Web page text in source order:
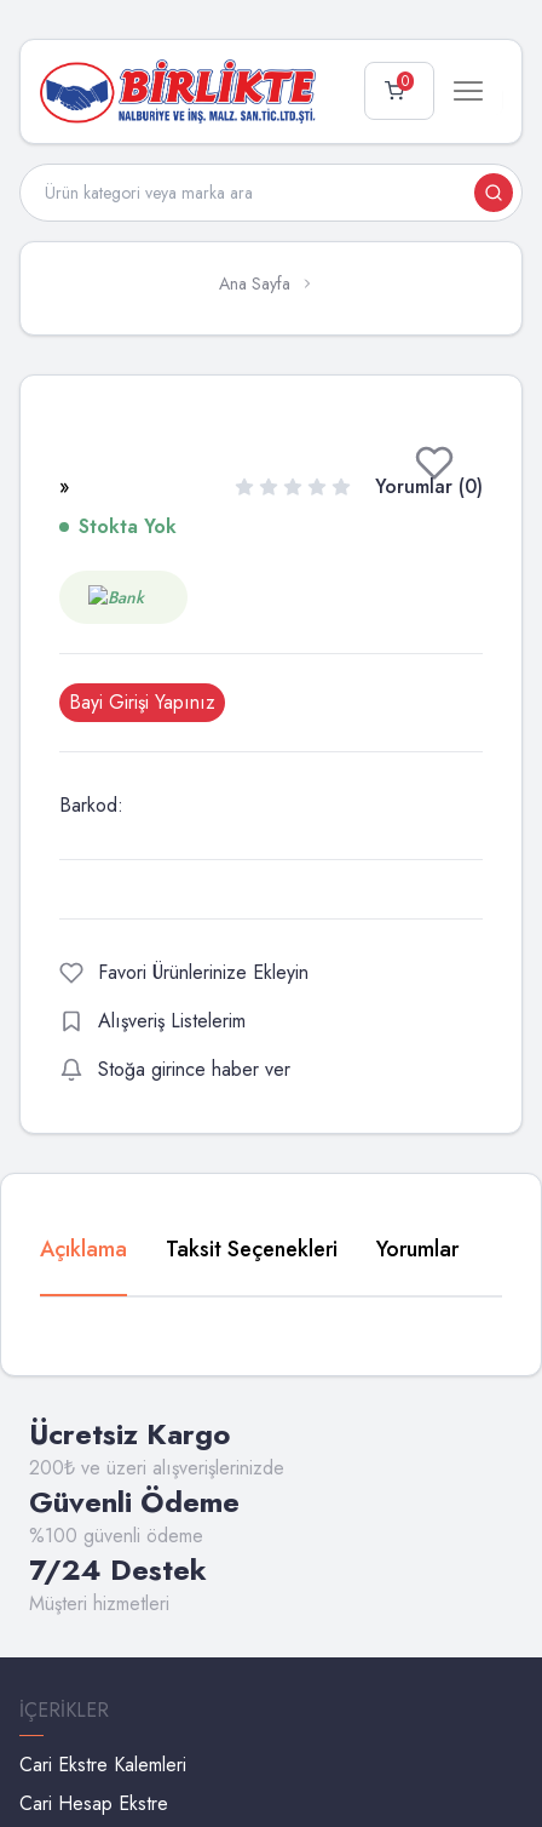
0
Ana Sayfa
»
Yorumlar (0)
Stokta Yok
Bayi Girişi Yapınız
Barkod:
Favori Ürünlerinize Ekleyin
Alışveriş Listelerim
Stoğa girince haber ver
Açıklama Taksit Seçenekleri Yorumlar
Ücretsiz Kargo
200₺ ve üzeri alışverişlerinizde
Güvenli Ödeme
%100 güvenli ödeme
7/24 Destek
Müşteri hizmetleri
İÇERIKLER
Cari Ekstre Kalemleri
Cari Hesap Ekstre